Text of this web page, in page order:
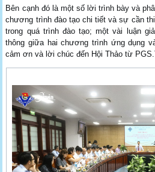
Bên cạnh đó là một số lời trình bày và
chương trình đào tạo chi tiết và sự cần
trong quá trình đào tạo; một vài luận
thông giữa hai chương trình ứng dụng
cảm ơn và lời chúc đến Hội Thảo từ